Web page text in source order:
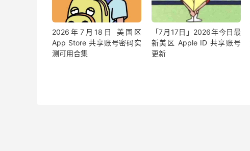
2026年7月18日 美国区
App Store 共享账号密码实
测可用合集
「7月17日」2026年今日最
新美区 Apple ID 共享账号
更新